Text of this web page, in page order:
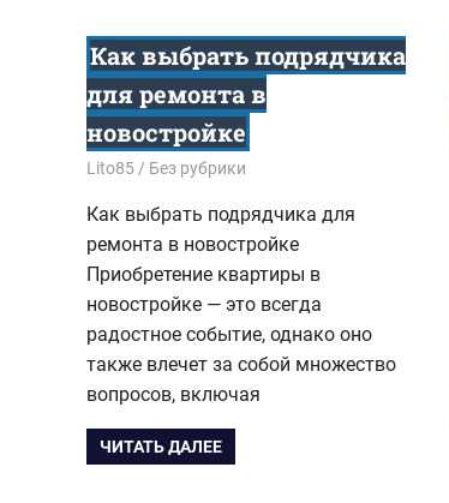
Как выбрать подрядчика
для ремонта в
новостройке
15.04.2026
Lito85 Без рубрики
Как выбрать подрядчика для
ремонта в новостройке
Приобретение квартиры в
новостройке — это всегда
радостное событие, однако оно
также влечет за собой множество
вопросов, включая
ЧИТАТЬ ДАЛЕЕ